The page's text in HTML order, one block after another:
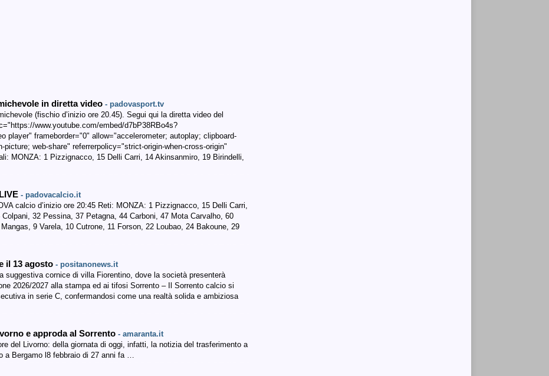
in diretta video - padovasport.tv
(fischio d’inizio ore 20.45). Segui qui la diretta video del
www.youtube.com/embed/d7bP38RBo4s?
player" frameborder="0" allow="accelerometer; autoplay; clipboard-
web-share" referrerpolicy="strict-origin-when-cross-origin"
MONZA: 1 Pizzignacco, 15 Delli Carri, 14 Akinsanmiro, 19 Birindelli,
- padovacalcio.it
calcio d’inizio ore 20:45 Reti: MONZA: 1 Pizzignacco, 15 Delli Carri,
32 Pessina, 37 Petagna, 44 Carboni, 47 Mota Carvalho, 60
9 Varela, 10 Cutrone, 11 Forson, 22 Loubao, 24 Bakoune, 29
il 13 agosto - positanonews.it
suggestiva cornice di villa Fiorentino, dove la società presenterà
2026/2027 alla stampa ed ai tifosi Sorrento – Il Sorrento calcio si
in serie C, confermandosi come una realtà solida e ambiziosa
e approda al Sorrento - amaranta.it
del Livorno: della giornata di oggi, infatti, la notizia del trasferimento a
a Bergamo l8 febbraio di 27 anni fa …